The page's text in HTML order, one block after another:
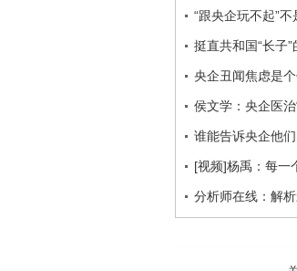
“跟央企玩不起”
挺直共和国“长子
央企丑闻焦虑是
侯文学：央企医
谁能告诉央企他
[视频]杨禹：每一
分析师在线：解